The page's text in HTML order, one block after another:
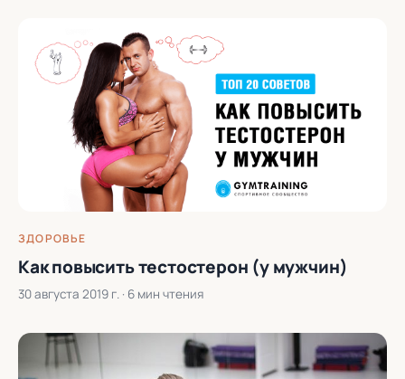
ЗДОРОВЬЕ
Как повысить тестостерон (у мужчин)
30 августа 2019 г. · 6 мин чтения